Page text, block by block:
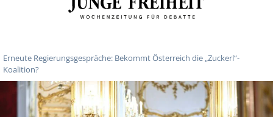
Erneute Regierungsgespräche: Bekommt Österreich die „Zuckerl“-
Koalition?